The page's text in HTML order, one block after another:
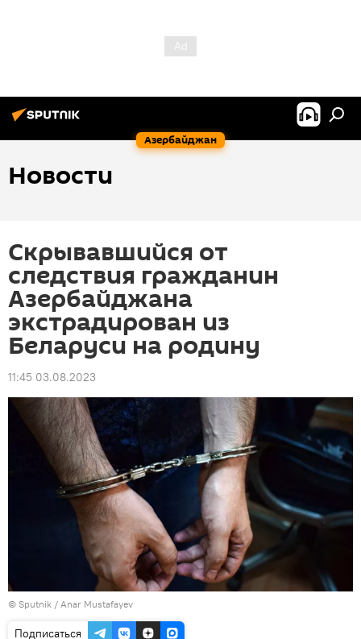
Азербайджан
Новости
Скрывавшийся от
следствия гражданин
Азербайджана
экстрадирован из
Беларуси на родину
11:45 03.08.2023
© Sputnik / Anar Mustafayev
Подписаться